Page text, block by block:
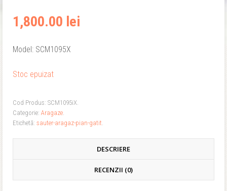
1,800.00 lei
Model: SCM1095X
Stoc epuizat
Cod Produs: SCM1095iX.
Categorie: Aragaze.
Etichetă: sauter-aragaz-pian-gatit.
DESCRIERE
RECENZII (0)